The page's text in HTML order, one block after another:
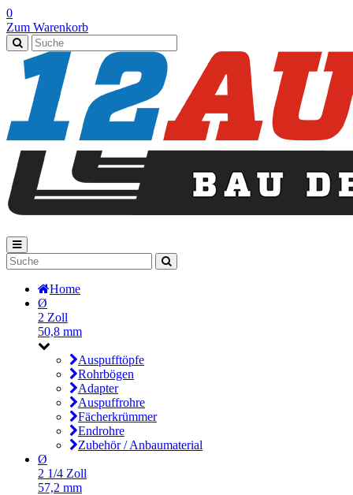
0
Zum Warenkorb
Home
Ø
2 Zoll
50,8 mm
Auspufftöpfe
Rohrbögen
Adapter
Auspuffrohre
Fächerkrümmer
Endrohre
Zubehör / Anbaumaterial
Ø
2 1/4 Zoll
57,2 mm